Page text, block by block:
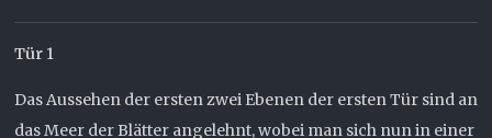
Tür 1
Das Aussehen der ersten zwei Ebenen der ersten Tür sind an
das Meer der Blätter angelehnt, wobei man sich nun in einer